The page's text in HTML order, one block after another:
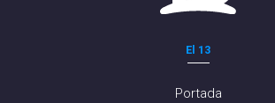
El 13
Portada